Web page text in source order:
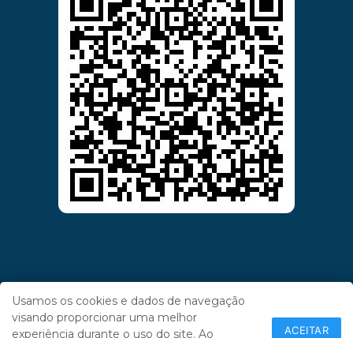
Usamos os cookies e dados de navegação
visando proporcionar uma melhor
experiência durante o uso do site. Ao
ACEITAR